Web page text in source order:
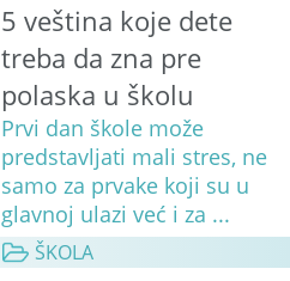
5 veština koje dete
treba da zna pre
polaska u školu
Prvi dan škole može
predstavljati mali stres, ne
samo za prvake koji su u
glavnoj ulazi već i za ...
ŠKOLA